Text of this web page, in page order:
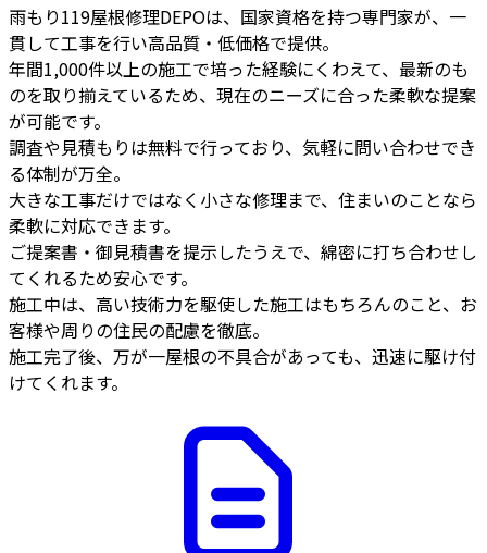
雨もり119屋根修理DEPOは、国家資格を持つ専門家が、一
貫して工事を行い高品質・低価格で提供。
年間1,000件以上の施工で培った経験にくわえて、最新のも
のを取り揃えているため、現在のニーズに合った柔軟な提案
が可能です。
調査や見積もりは無料で行っており、気軽に問い合わせでき
る体制が万全。
大きな工事だけではなく小さな修理まで、住まいのことなら
柔軟に対応できます。
ご提案書・御見積書を提示したうえで、綿密に打ち合わせし
てくれるため安心です。
施工中は、高い技術力を駆使した施工はもちろんのこと、お
客様や周りの住民の配慮を徹底。
施工完了後、万が一屋根の不具合があっても、迅速に駆け付
けてくれます。